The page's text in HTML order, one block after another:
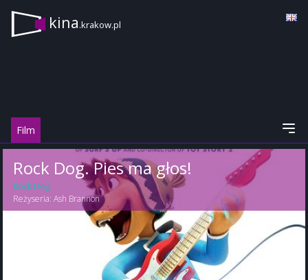
kina.krakow.pl
Film
Rock Dog. Pies ma głos!
Rock Dog
Reżyseria: Ash Brannon